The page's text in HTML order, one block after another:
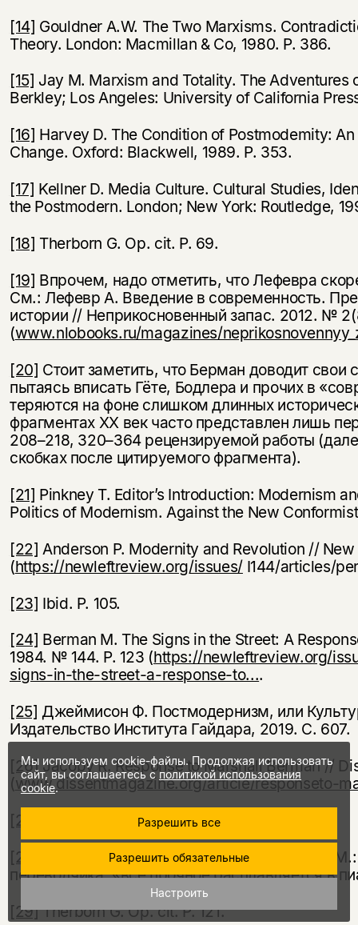
[14] Gouldner A.W. The Two Marxisms.
Theory. London: Macmillan & Co, 1980. P. 386.
[15] Jay M. Marxism and Totality. The Adventures
Berkley; Los Angeles: University of California
[16] Harvey D. The Condition of Postmodemity:
Change. Oxford: Blackwell, 1989. Р. 353.
[17] Kellner D. Media Culture. Cultural Studies,
the Postmodern. London; New York: Routledge,
[18] Therborn G. Op. cit. Р. 69.
[19] Впрочем, надо отметить, что Лефевра
См.: Лефевр А. Введение в современность.
истории // Неприкосновенный запас. 2012. №
(www.nlobooks.ru/magazines/
[20] Стоит заметить, что Берман доводит
пытаясь вписать Гёте, Бодлера и прочих в
теряются на фоне слишком длинных
фрагментах ХХ век часто представлен лишь
208–218, 320–364 рецензируемой работы
скобках после цитируемого фрагмента).
[21] Pinkney T. Editor’s Introduction: Modernism
Politics of Modernism. Against the New
[22] Anderson Р. Modernity and Revolution //
(https://newleftreview.org/issues/I144/articles/
[23] Ibid. Р. 105.
[24] Berman M. The Signs in the Street: A
1984. № 144. Р. 123 (https://newleftreview.org/
signs-in-the-street-a-response-to....
[25] Джеймисон Ф. Постмодернизм, или
Издательство Института Гайдара, 2019. С. 607.
[26]Jacoby R. Response to Marshall Berman //
(www.dissentmagazine.org/article/responseto-
[27]
Kellner D. Op. cit. Р. 142.
[28]
Фишер М. Капиталистический реализм.
переводчика: «все прочное расплавляется в
[29]Therborn G. Op. cit. Р. 121.
Мы используем cookie-файлы. Продолжая использовать
сайт, вы соглашаетесь сполитикой использования
cookie.
Разрешить все
Разрешить обязательные
Настроить